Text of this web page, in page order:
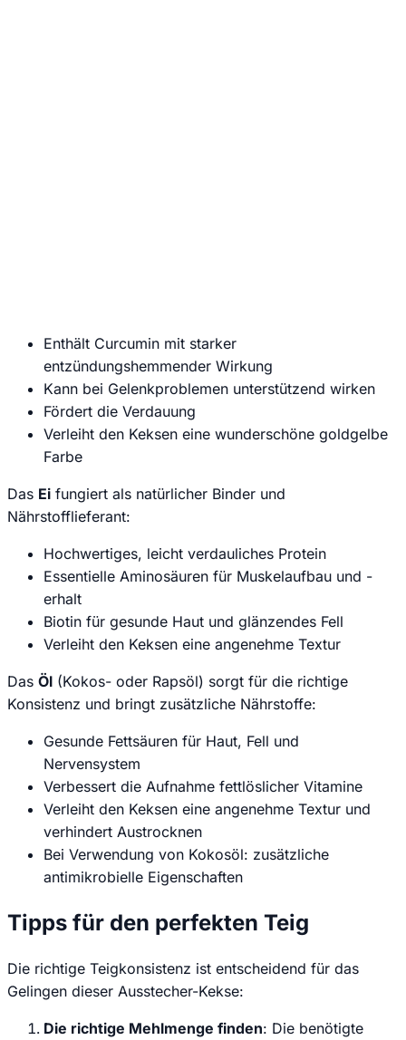
Enthält Curcumin mit starker
entzündungshemmender Wirkung
Kann bei Gelenkproblemen unterstützend wirken
Fördert die Verdauung
Verleiht den Keksen eine wunderschöne goldgelbe
Farbe
Das Ei fungiert als natürlicher Binder und
Nährstofflieferant:
Hochwertiges, leicht verdauliches Protein
Essentielle Aminosäuren für Muskelaufbau und -
erhalt
Biotin für gesunde Haut und glänzendes Fell
Verleiht den Keksen eine angenehme Textur
Das Öl (Kokos- oder Rapsöl) sorgt für die richtige
Konsistenz und bringt zusätzliche Nährstoffe:
Gesunde Fettsäuren für Haut, Fell und
Nervensystem
Verbessert die Aufnahme fettlöslicher Vitamine
Verleiht den Keksen eine angenehme Textur und
verhindert Austrocknen
Bei Verwendung von Kokosöl: zusätzliche
antimikrobielle Eigenschaften
Tipps für den perfekten Teig
Die richtige Teigkonsistenz ist entscheidend für das
Gelingen dieser Ausstecher-Kekse:
Die richtige Mehlmenge finden: Die benötigte